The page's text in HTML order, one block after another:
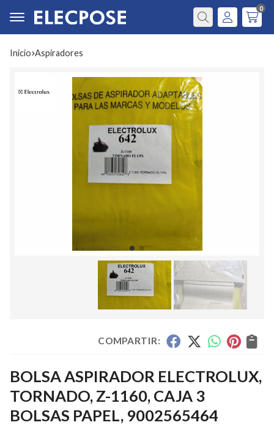
Buscar
0
Inicio aspiradores
COMPARTIR:
BOLSA ASPIRADOR ELECTROLUX,
TORNADO, Z-1160, CAJA 3
BOLSAS PAPEL, 9002565464